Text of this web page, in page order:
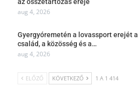
az összetartozás ereje
aug 4, 2026
Gyergyóremetén a lovassport erejét a
család, a közösség és a…
aug 4, 2026
ELŐZŐ KÖVETKEZŐ 1 A 1 414